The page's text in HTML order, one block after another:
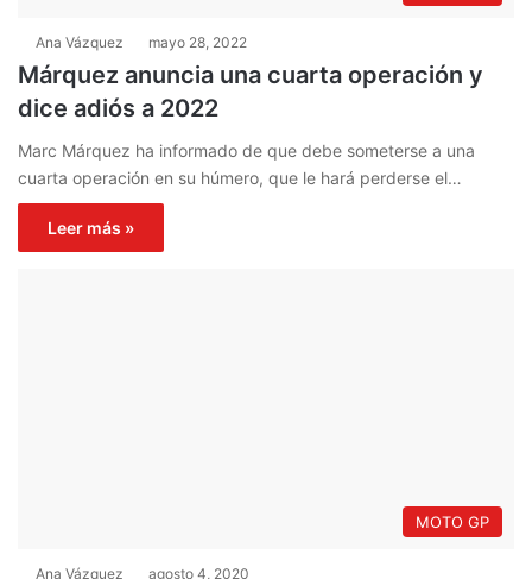
Ana Vázquez mayo 28, 2022
Márquez anuncia una cuarta operación y
dice adiós a 2022
Marc Márquez ha informado de que debe someterse a una
cuarta operación en su húmero, que le hará perderse el…
Leer más »
MOTO GP
Ana Vázquez agosto 4, 2020